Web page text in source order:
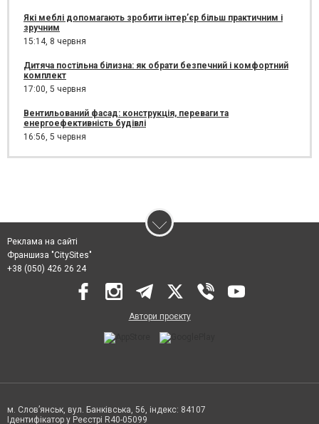
Які меблі допомагають зробити інтер’єр більш практичним і
зручним
15:14, 8 червня
Дитяча постільна білизна: як обрати безпечний і комфортний
комплект
17:00, 5 червня
Вентильований фасад: конструкція, переваги та
енергоефективність будівлі
16:56, 5 червня
Реклама на сайті
Франшиза "CitySites"
+38 (050) 426 26 24
Автори проєкту
м. Слов’янськ, вул. Банківська, 56, індекс: 84107
Ідентифікатор у Реєстрі R40-05099